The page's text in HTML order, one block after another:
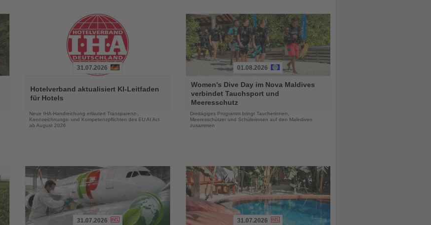
Sie
die
31.07.2026
Hotelverband aktualisiert KI-Leitfaden
für Hotels
Neue IHA-Handreichung erläutert Transparenz-,
Kennzeichnungs- und Kompetenzpflichten des EU AI Act
ab August 2026
Sie
die
Nachrichten
01.08.2026
Women's Dive Day im Nova Maldives
verbindet Tauchsport und
Meeresschutz
Dreitägiges Programm bringt Taucherinnen,
Meeresschützer und Schülerinnen auf den Malediven
zusammen
31.07.2026 31.07.2026